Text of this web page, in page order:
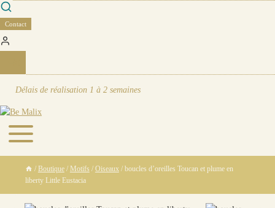
Skip
to
content
Contact
Délais de réalisation 1 à 2 semaines
/ Boutique / Motifs / Oiseaux / boucles d’oreilles Toucan et plume en
liberty Little Eustacia